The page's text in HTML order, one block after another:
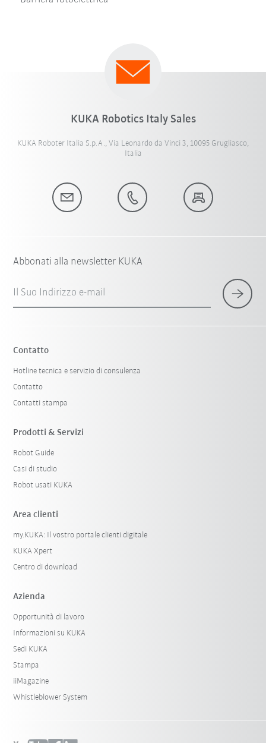
KUKA Robotics Italy Sales
KUKA Roboter Italia S.p.A., Via Leonardo da Vinci 3, 10095 Grugliasco,
Italia
Abbonati alla newsletter KUKA
Il Suo Indirizzo e-mail
Contatto
Hotline tecnica e servizio di consulenza
Contatto
Contatti stampa
Prodotti & Servizi
Robot Guide
Casi di studio
Robot usati KUKA
Area clienti
my.KUKA: Il vostro portale clienti digitale
KUKA Xpert
Centro di download
Azienda
Opportunità di lavoro
Informazioni su KUKA
Sedi KUKA
Stampa
iiMagazine
Whistleblower System